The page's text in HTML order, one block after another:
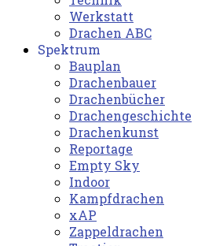
Werkstatt
Drachen ABC
Spektrum
Bauplan
Drachenbauer
Drachenbücher
Drachengeschichte
Drachenkunst
Reportage
Empty Sky
Indoor
Kampfdrachen
xAP
Zappeldrachen